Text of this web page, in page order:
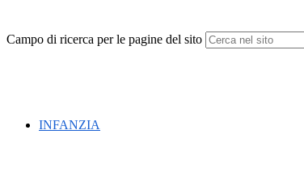
Campo di ricerca per le pagine del sito
INFANZIA